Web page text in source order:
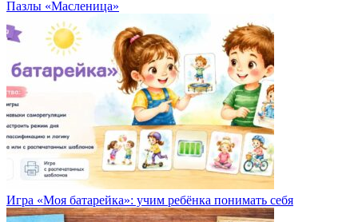
Пазлы «Масленица»
Игра «Моя батарейка»: учим ребёнка понимать себя